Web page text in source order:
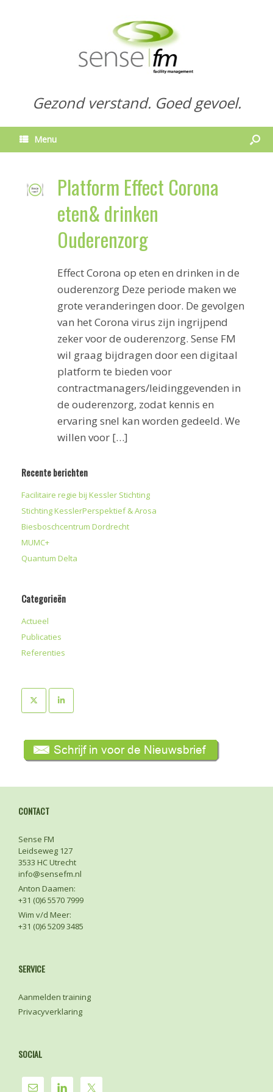
Gezond verstand. Goed gevoel.
Menu
Platform Effect Corona
eten& drinken
Ouderenzorg
Effect Corona op eten en drinken in de
ouderenzorg Deze periode maken we
grote veranderingen door. De gevolgen
van het Corona virus zijn ingrijpend
zeker voor de ouderenzorg. Sense FM
wil graag bijdragen door een digitaal
platform te bieden voor
contractmanagers/leidinggevenden in
de ouderenzorg, zodat kennis en
ervaring snel kan worden gedeeld. We
willen voor […]
Recente berichten
Facilitaire regie bij Kessler Stichting
Stichting KesslerPerspektief & Arosa
Biesboschcentrum Dordrecht
MUMC+
Quantum Delta
Categorieën
Actueel
Publicaties
Referenties
CONTACT
Sense FM
Leidseweg 127
3533 HC Utrecht
info@sensefm.nl
Anton Daamen:
+31 (0)6 5570 7999
Wim v/d Meer:
+31 (0)6 5209 3485
SERVICE
Aanmelden training
Privacyverklaring
SOCIAL